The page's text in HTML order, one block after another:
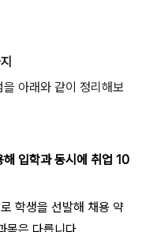
을 아래와 같이 정리해보
입학과 동시에 취업 10
학생을 선발해 채용 약